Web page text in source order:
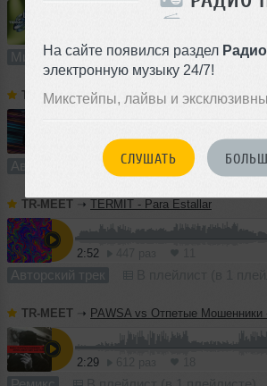
На сайте появился раздел Радио
электронную музыку 24/7!
Микстейпы, лайвы и
СЛУШАТЬ
Микс В плейлист (в 1 плейлисте)
TR-MEET ➝TERMIT, Yuliana - Cats From
685 раз 14
Авторский трек В плейлист (в 1
TR-MEET ➝ TERMIT - Para Estallar
2:52
Авторский трек
TR-MEET ➝ PAWSA vs Отпетые Мошенники - Бросай курить (TERMIT 'Dirty Cash'
2:29